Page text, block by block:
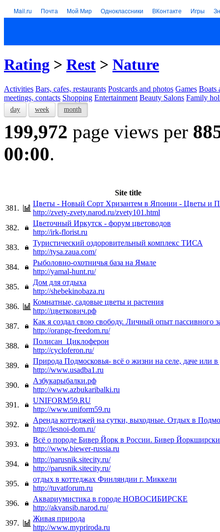
Mail.ru Почта Мой Мир Одноклассники ВКонтакте Игры
Rating > Rest > Nature
Activities Bars, cafes, restaurants Postcards and photos Games Boats
meetings, contacts Shopping Entertainment Beauty Salons Family
day week month
199,972 page views per
00:00.
Site title
381.
Цветы - Новый Сорт Хризантем в Японии - Цветы и
http://zvety-zvety.narod.ru/zvety101.html
382.
Цветочный Иркутск - форум цветоводов
http://irk-florist.ru
383.
Туристический оздоровительный комплекс ТИСА
http://tysa.zaua.com/
384.
Рыболовно-охотничья база на Ямале
http://yamal-hunt.ru/
385.
Дом для отдыха
http://shebekinobaza.ru
386.
Комнатные, садовые цветы и растения
http://цветкович.рф
387.
Как я создал свою свободу. Личный опыт пассивного
http://orange-freedom.ru/
388.
Полисан_Циклоферон
http://cycloferon.ru/
389.
Природа Подмосковья- всё о жизни на селе, даче или в
http://www.usadba1.ru
390.
Азбукарыбалки.рф
http://www.azbukaribalki.ru
391.
UNIFORM59.RU
http://www.uniform59.ru
392.
Аренда коттеджей на сутки, выходные. Отдых в
http://lesnoi-dom.ru/
393.
Всё о породе Бивер Йорк в России. Бивер
http://www.biewer-russia.ru
394.
http://parusnik.sitecity.ru/
http://parusnik.sitecity.ru/
395.
отдых в коттеджах Финляндии г. Миккели
http://tuvatforum.ru
396.
Аквариумистика в городе НОВОСИБИРСКЕ
http://akvansib.narod.ru/
397.
Живая природа
http://www.mypriroda.ru